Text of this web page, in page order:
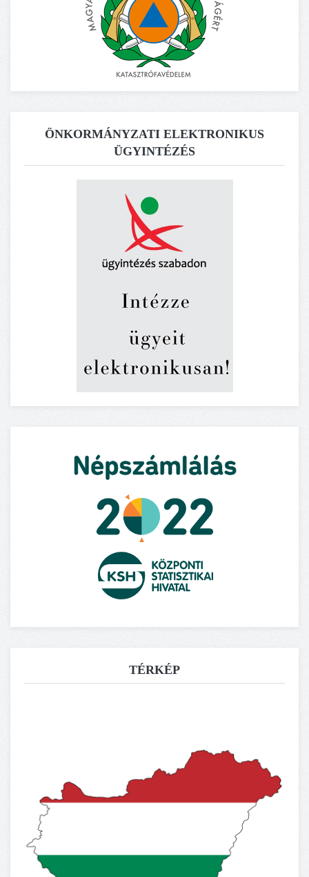
ÖNKORMÁNYZATI ELEKTRONIKUS
ÜGYINTÉZÉS
TÉRKÉP